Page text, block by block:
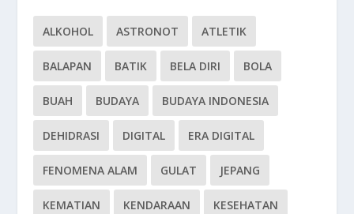
ALKOHOL ASTRONOT ATLETIK
BALAPAN BATIK BELA DIRI BOLA
BUAH BUDAYA BUDAYA INDONESIA
DEHIDRASI DIGITAL ERA DIGITAL
FENOMENA ALAM GULAT JEPANG
KEMATIAN KENDARAAN KESEHATAN